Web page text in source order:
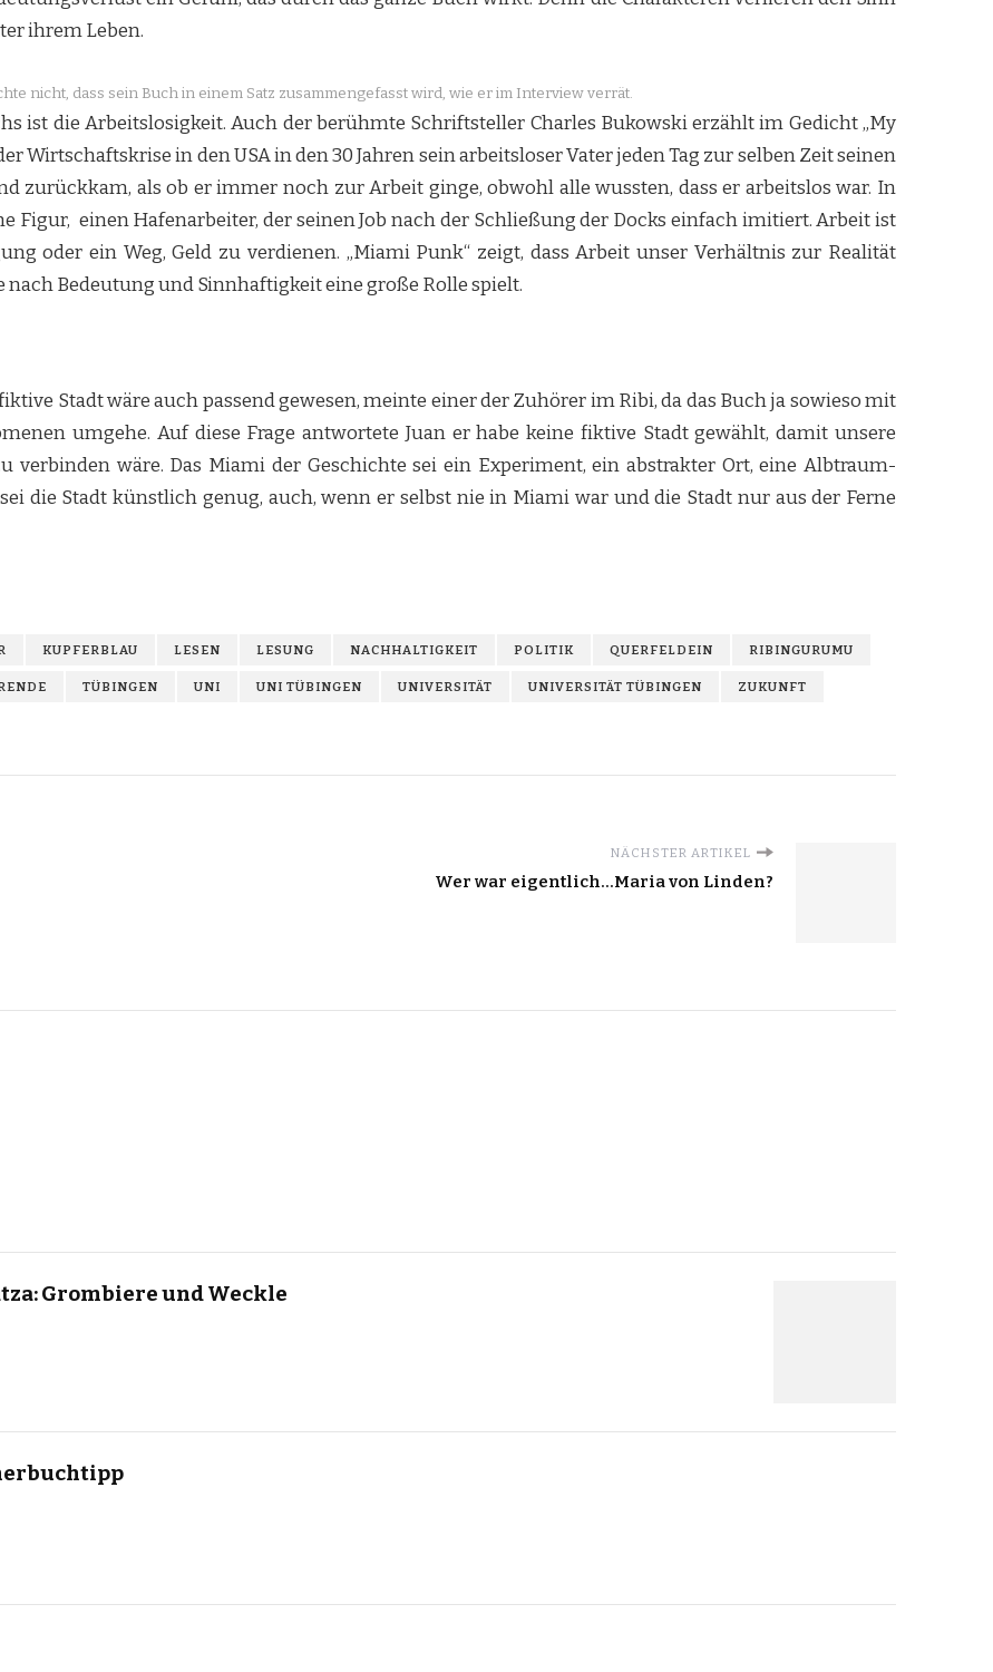
ihrem Leben.
nicht, dass sein Buch in einem Satz zusammengefasst wird, wie er im Interview verrät.
ist die Arbeitslosigkeit. Auch der berühmte Schriftsteller Charles Bukowski erzählt im Gedicht „My
Wirtschaftskrise in den USA in den 30 Jahren sein arbeitsloser Vater jeden Tag zur selben Zeit seinen
zurückkam, als ob er immer noch zur Arbeit ginge, obwohl alle wussten, dass er arbeitslos war. In
Figur, einen Hafenarbeiter, der seinen Job nach der Schließung der Docks einfach imitiert. Arbeit ist
oder ein Weg, Geld zu verdienen. „Miami Punk“ zeigt, dass Arbeit unser Verhältnis zur Realität
nach Bedeutung und Sinnhaftigkeit eine große Rolle spielt.
Stadt wäre auch passend gewesen, meinte einer der Zuhörer im Ribi, da das Buch ja sowieso mit
umgehe. Auf diese Frage antwortete Juan er habe keine fiktive Stadt gewählt, damit unsere
verbinden wäre. Das Miami der Geschichte sei ein Experiment, ein abstrakter Ort, eine Albtraum-
die Stadt künstlich genug, auch, wenn er selbst nie in Miami war und die Stadt nur aus der Ferne
KUPFERBLAU LESEN LESUNG NACHHALTIGKEIT POLITIK QUERFELDEIN RIBINGURUMU
TÜBINGEN UNI UNI TÜBINGEN UNIVERSITÄT UNIVERSITÄT TÜBINGEN ZUKUNFT
NÄCHSTER ARTIKEL
Wer war eigentlich…Maria von Linden?
Grombiere und Weckle